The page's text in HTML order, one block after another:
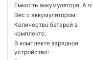
Емкость аккумулятора, А.ч:
Вес с аккумулятором:
Количество батарей в
комплекте:
В комплекте зарядное
устройство: